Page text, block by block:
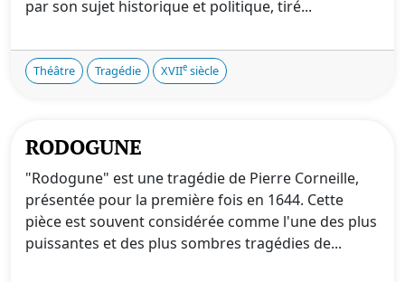
par son sujet historique et politique, tiré...
Théâtre Tragédie XVIIe siècle
RODOGUNE
"Rodogune" est une tragédie de Pierre Corneille,
présentée pour la première fois en 1644. Cette
pièce est souvent considérée comme l'une des plus
puissantes et des plus sombres tragédies de...